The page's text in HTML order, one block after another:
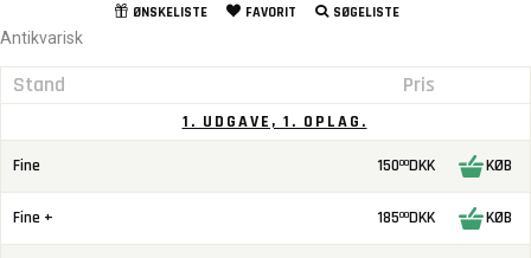
ØNSKELISTE FAVORIT SØGELISTE
Antikvarisk
Stand Pris
1. UDGAVE, 1. OPLAG.
Fine 15000DKK KØB
Fine + 18500DKK KØB